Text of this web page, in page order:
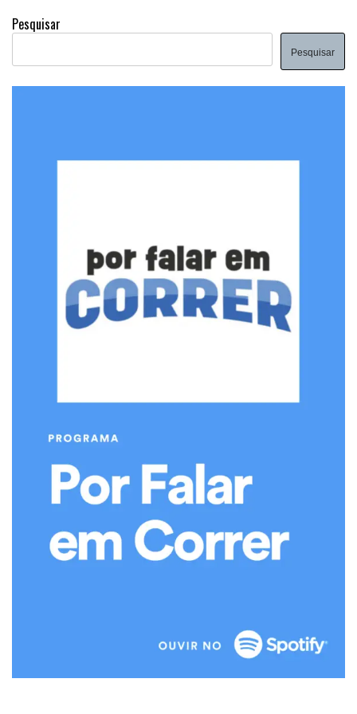
Pesquisar
Pesquisar